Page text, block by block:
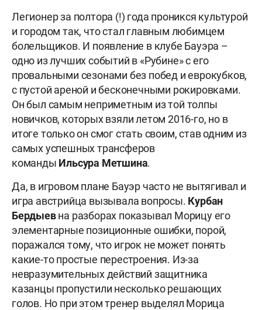
Легионер за полтора (!) года проникся культурой
и городом так, что стал главным любимцем
болельщиков. И появление в клубе Бауэра –
одно из лучших событий в «Рубине» с его
провальными сезонами без побед и еврокубков,
с пустой ареной и бесконечными рокировками.
Он был самым неприметным из той толпы
новичков, которых взяли летом 2016-го, но в
итоге только он смог стать своим, став одним из
самых успешных трансферов
команды Ильсура Метшина.
Да, в игровом плане Бауэр часто не вытягивал и
игра австрийца вызывала вопросы. Курбан
Бердыевна разборах показывал Морицу его
элементарные позиционные ошибки, порой,
поражался тому, что игрок не может понять
какие-то простые перестроения. Из-за
невразумительных действий защитника
казанцы пропустили несколько решающих
голов. Но при этом тренер выделял Морица